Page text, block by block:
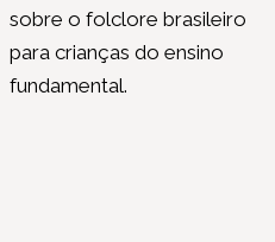
sobre o folclore brasileiro
para crianças do ensino
fundamental.